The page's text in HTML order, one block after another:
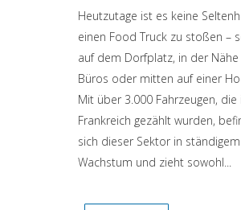
Heutzutage ist es keine
einen Food Truck zu stoßen –
auf dem Dorfplatz, in der Nähe
Büros oder mitten auf einer
Mit über 3.000 Fahrzeugen, die
Frankreich gezählt wurden,
sich dieser Sektor in ständigem
Wachstum und zieht sowohl...